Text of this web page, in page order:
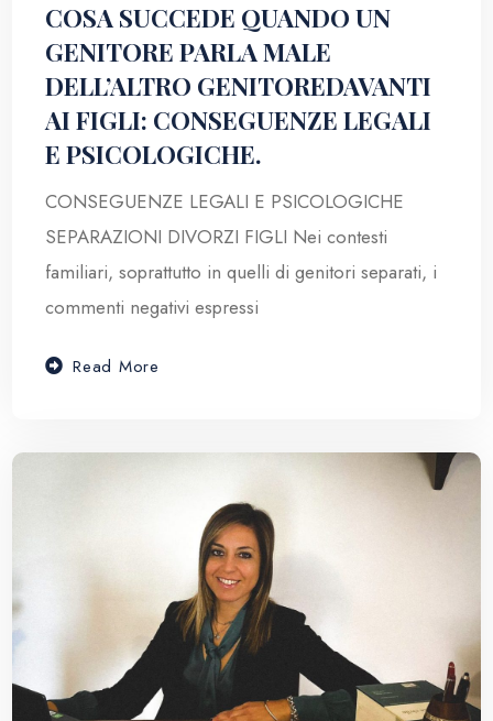
COSA SUCCEDE QUANDO UN
GENITORE PARLA MALE
DELL’ALTRO GENITOREDAVANTI
AI FIGLI: CONSEGUENZE LEGALI
E PSICOLOGICHE.
CONSEGUENZE LEGALI E PSICOLOGICHE
SEPARAZIONI DIVORZI FIGLI Nei contesti
familiari, soprattutto in quelli di genitori separati, i
commenti negativi espressi
Read More